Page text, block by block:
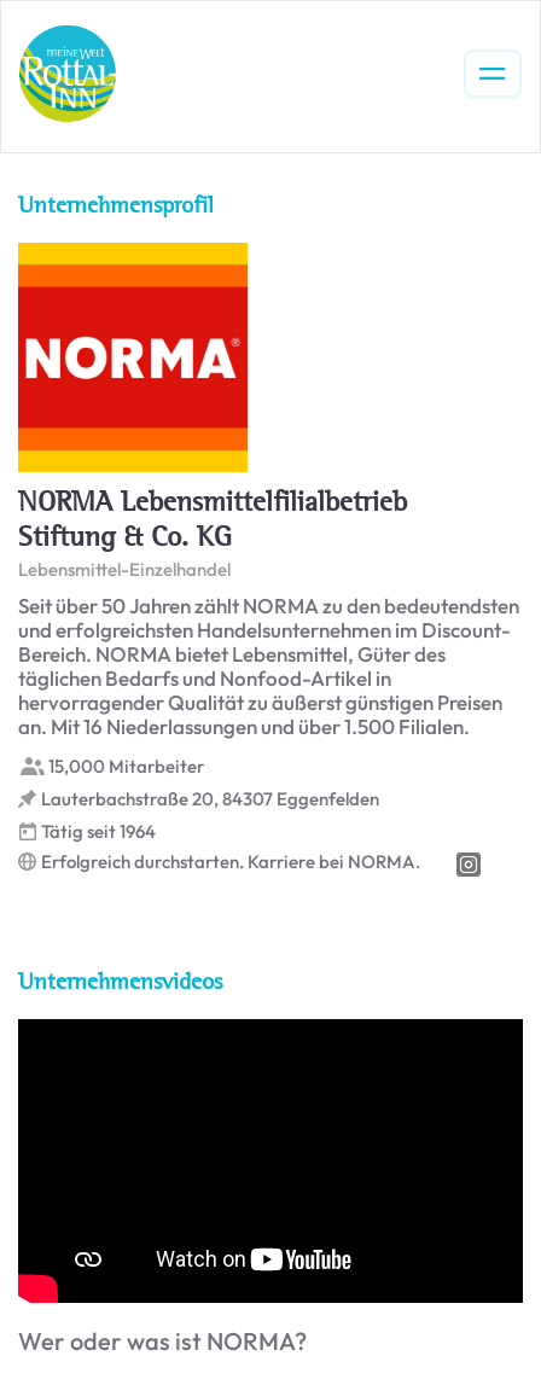
Unternehmensprofil
NORMA Lebensmittelfilialbetrieb
Stiftung & Co. KG
Lebensmittel-Einzelhandel
Seit über 50 Jahren zählt NORMA zu den bedeutendsten
und erfolgreichsten Handelsunternehmen im Discount-
Bereich. NORMA bietet Lebensmittel, Güter des
täglichen Bedarfs und Nonfood-Artikel in
hervorragender Qualität zu äußerst günstigen Preisen
an. Mit 16 Niederlassungen und über 1.500 Filialen.
15,000 Mitarbeiter
Lauterbachstraße 20, 84307 Eggenfelden
Tätig seit 1964
Erfolgreich durchstarten. Karriere bei NORMA.
Unternehmensvideos
Wer oder was ist NORMA?